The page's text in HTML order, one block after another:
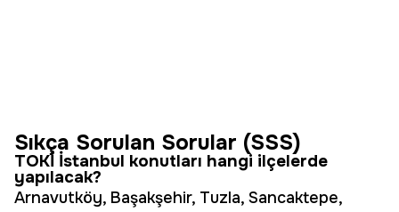
Sıkça Sorulan Sorular (SSS)
TOKİ İstanbul konutları hangi ilçelerde
yapılacak?
Arnavutköy, Başakşehir, Tuzla, Sancaktepe,